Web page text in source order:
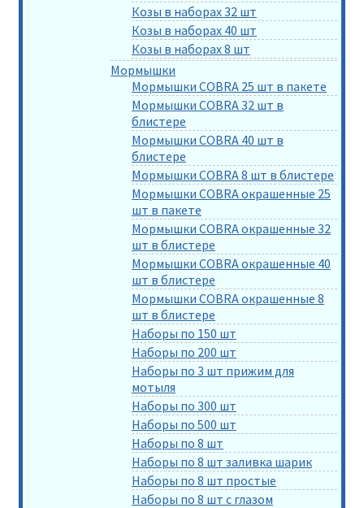
Козы в наборах 32 шт
Козы в наборах 40 шт
Козы в наборах 8 шт
Мормышки
Мормышки COBRA 25 шт в пакете
Мормышки COBRA 32 шт в
блистере
Мормышки COBRA 40 шт в
блистере
Мормышки COBRA 8 шт в блистере
Мормышки COBRA окрашенные 25
шт в пакете
Мормышки COBRA окрашенные 32
шт в блистере
Мормышки COBRA окрашенные 40
шт в блистере
Мормышки COBRA окрашенные 8
шт в блистере
Наборы по 150 шт
Наборы по 200 шт
Наборы по 3 шт прижим для
мотыля
Наборы по 300 шт
Наборы по 500 шт
Наборы по 8 шт
Наборы по 8 шт заливка шарик
Наборы по 8 шт простые
Наборы по 8 шт с глазом